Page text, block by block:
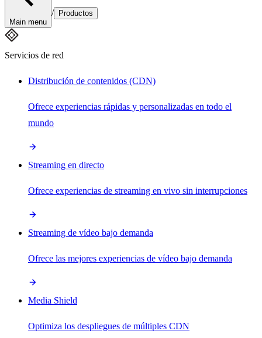
Main menu
/ Productos
Servicios de red
Distribución de contenidos (CDN)
Ofrece experiencias rápidas y personalizadas en todo el
mundo
Streaming en directo
Ofrece experiencias de streaming en vivo sin interrupciones
Streaming de vídeo bajo demanda
Ofrece las mejores experiencias de vídeo bajo demanda
Media Shield
Optimiza los despliegues de múltiples CDN